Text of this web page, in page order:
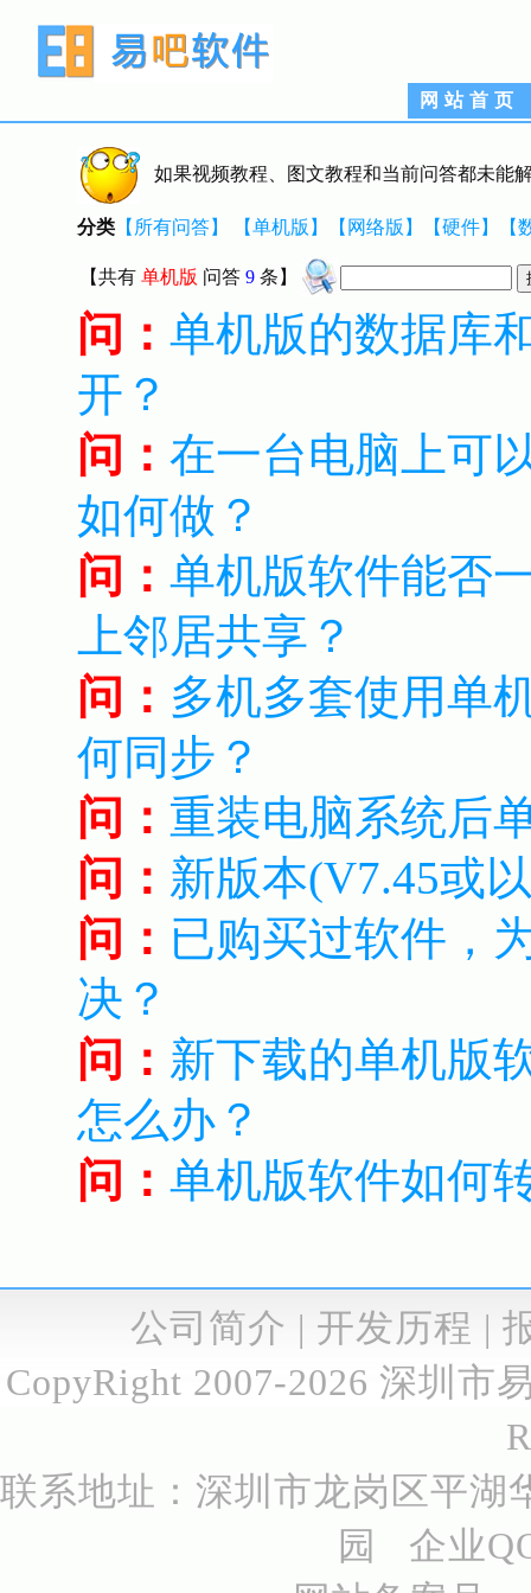
网站首页
如果视频教程、图文教程和当前问答都未能
分类 【所有问答】 【单机版】 【网络版】 【硬件】 【
【共有 单机版 问答 9 条】
问： 单机版的数据库
开？
问： 在一台电脑上可
如何做？
问： 单机版软件能否
上邻居共享？
问： 多机多套使用单
何同步？
问： 重装电脑系统后
问： 新版本(V7.45或
问： 已购买过软件，
决？
问： 新下载的单机版
怎么办？
问： 单机版软件如何
公司简介 | 开发历程 |
CopyRight 2007-2026 深圳市
联系地址：深圳市龙岗区平湖
园 企业